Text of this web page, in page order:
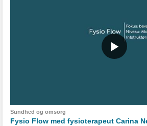
Sundhed og omsorg
Fysio Flow med fysioterapeut Carina